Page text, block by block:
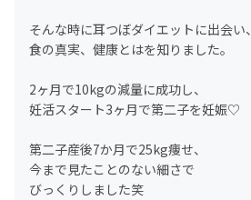
そんな時に耳つぼダイエットに出会い、
食の真実、健康とはを知りました。
2ヶ月で10kgの減量に成功し、
妊活スタート3ヶ月で第二子を妊娠♡
第二子産後7か月で25kg痩せ、
今まで見たことのない細さで
びっくりしました笑